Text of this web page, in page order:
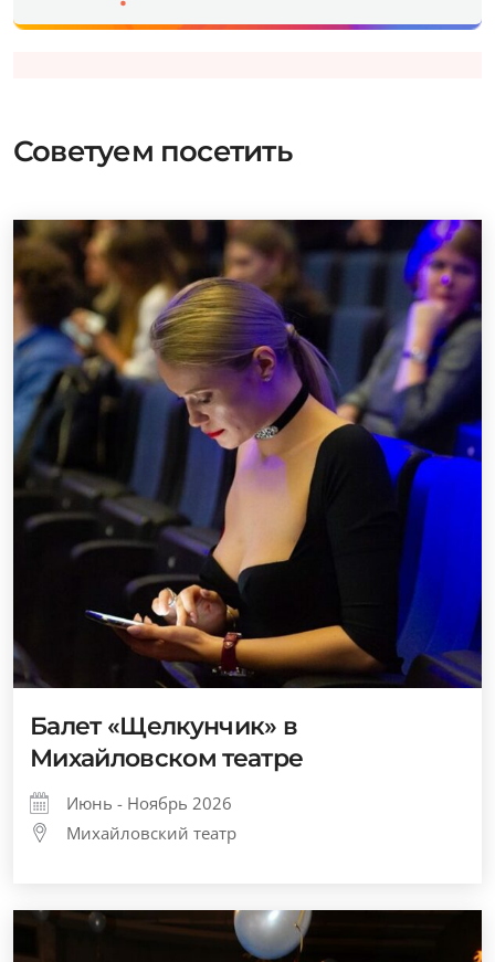
Советуем посетить
Балет «Щелкунчик» в
Михайловском театре
Июнь - Ноябрь 2026
Михайловский театр